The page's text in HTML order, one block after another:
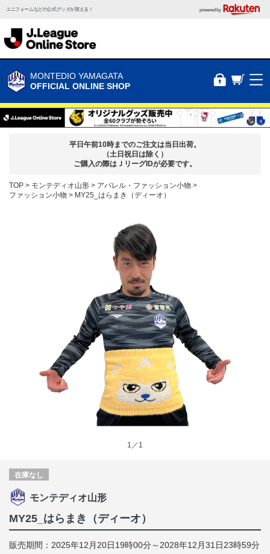
ユニフォームなどの公式グッズが買える！ powered by
MONTEDIO YAMAGATA
OFFICIAL ONLINE SHOP
平日午前10時までのご注文は当日出荷。
（土日祝日は除く）
ご購入の際はＪリーグIDが必要です。
TOP モンテディオ山形
アパレル・ファッション小物
ファッション小物
MY25_はらまき（ディーオ）
1／1
在庫なし
モンテディオ山形
MY25_はらまき（ディーオ）
販売期間：2025年12月20日19時00分～2028年12月31日23時59分